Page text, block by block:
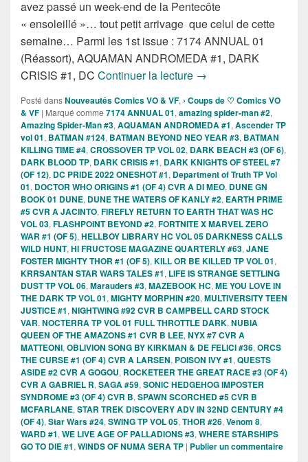
avez passé un week-end de la Pentecôte
« ensoleillé »… tout petit arrivage que celui de cette
semaine… Parmi les 1st issue : 7174 ANNUAL 01
(Réassort), AQUAMAN ANDROMEDA #1, DARK
CRISIS #1, DC Continuer la lecture Sorties des Comics
→
Posté dansNouveautés Comics VO & VF, › Coups de ♡ Comics VO
& VF | Marqué comme 7174 ANNUAL 01, amazing spider-man #2,
Amazing Spider-Man #3, AQUAMAN ANDROMEDA #1, Ascender TP
vol 01, BATMAN #124, BATMAN BEYOND NEO YEAR #3, BATMAN
KILLING TIME #4, CROSSOVER TP VOL 02, DARK BEACH #3 (OF 6),
DARK BLOOD TP, DARK CRISIS #1, DARK KNIGHTS OF STEEL #7
(OF 12), DC PRIDE 2022 ONESHOT #1, Department of Truth TP Vol
01, DOCTOR WHO ORIGINS #1 (OF 4) CVR A DI MEO, DUNE GN
BOOK 01 DUNE, DUNE THE WATERS OF KANLY #2, EARTH PRIME
#5 CVR A JACINTO, FIREFLY RETURN TO EARTH THAT WAS HC
VOL 03, FLASHPOINT BEYOND #2, FORTNITE X MARVEL ZERO
WAR #1 (OF 5), HELLBOY LIBRARY HC VOL 05 DARKNESS CALLS
WILD HUNT, HI FRUCTOSE MAGAZINE QUARTERLY #63, JANE
FOSTER MIGHTY THOR #1 (OF 5), KILL OR BE KILLED TP VOL 01,
KRRSANTAN STAR WARS TALES #1, LIFE IS STRANGE SETTLING
DUST TP VOL 06, Marauders #3, MAZEBOOK HC, ME YOU LOVE IN
THE DARK TP VOL 01, MIGHTY MORPHIN #20, MULTIVERSITY TEEN
JUSTICE #1, NIGHTWING #92 CVR B CAMPBELL CARD STOCK
VAR, NOCTERRA TP VOL 01 FULL THROTTLE DARK, NUBIA
QUEEN OF THE AMAZONS #1 CVR B LEE, NYX #7 CVR A
MATTEONI, OBLIVION SONG BY KIRKMAN & DE FELICI #36, ORCS
THE CURSE #1 (OF 4) CVR A LARSEN, POISON IVY #1, QUESTS
ASIDE #2 CVR A GOGOU, ROCKETEER THE GREAT RACE #3 (OF 4)
CVR A GABRIEL R, SAGA #59, SONIC HEDGEHOG IMPOSTER
SYNDROME #3 (OF 4) CVR B, SPAWN SCORCHED #5 CVR B
MCFARLANE, STAR TREK DISCOVERY ADV IN 32ND CENTURY #4
(OF 4), Star Wars #24, SWING TP VOL 05, THOR #26, Venom 8,
WARD #1, WE LIVE AGE OF PALLADIONS #3, WHERE STARSHIPS
GO TO DIE #1, WINDS OF NUMA SERA TP | Publier un commentaire